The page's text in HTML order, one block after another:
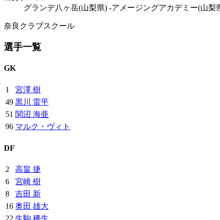
グランデ八ヶ岳(山梨県) -アメージングアカデミー(山梨
奈良クラブスクール
選手一覧
GK
1
宮澤 樹
49 黒川 雷平
51 関沼 海亜
96 マルク・ヴィト
DF
2
高畠 捷
6
宮崎 樹
8
吉田 新
16 奥田 雄大